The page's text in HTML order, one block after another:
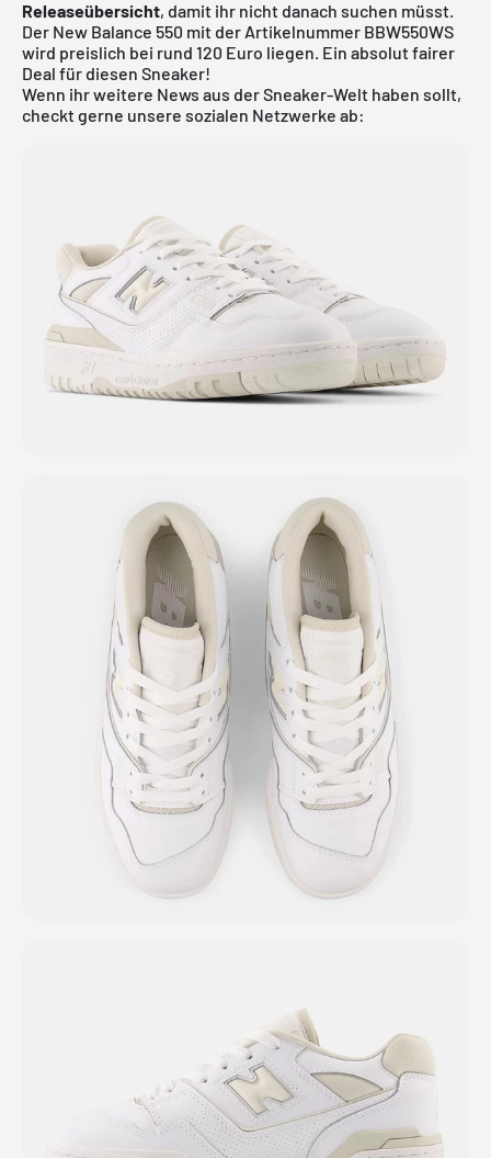
Releaseübersicht, damit ihr nicht danach suchen müsst.
Der New Balance 550 mit der Artikelnummer BBW550WS
wird preislich bei rund 120 Euro liegen. Ein absolut fairer
Deal für diesen Sneaker!
Wenn ihr weitere News aus der Sneaker-Welt haben sollt,
checkt gerne unsere sozialen Netzwerke ab: